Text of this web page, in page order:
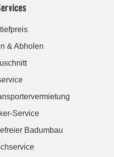
& Abholen
Service
Badumbau